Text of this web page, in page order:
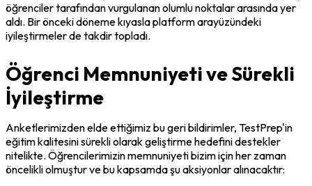
öğrenciler tarafından vurgulanan olumlu noktalar arasında yer
aldı. Bir önceki döneme kıyasla platform arayüzündeki
iyileştirmeler de takdir topladı.
Öğrenci Memnuniyeti ve Sürekli
İyileştirme
Anketlerimizden elde ettiğimiz bu geri bildirimler, TestPrep'in
eğitim kalitesini sürekli olarak geliştirme hedefini destekler
nitelikte. Öğrencilerimizin memnuniyeti bizim için her zaman
öncelikli olmuştur ve bu kapsamda şu aksiyonlar alınacaktır: